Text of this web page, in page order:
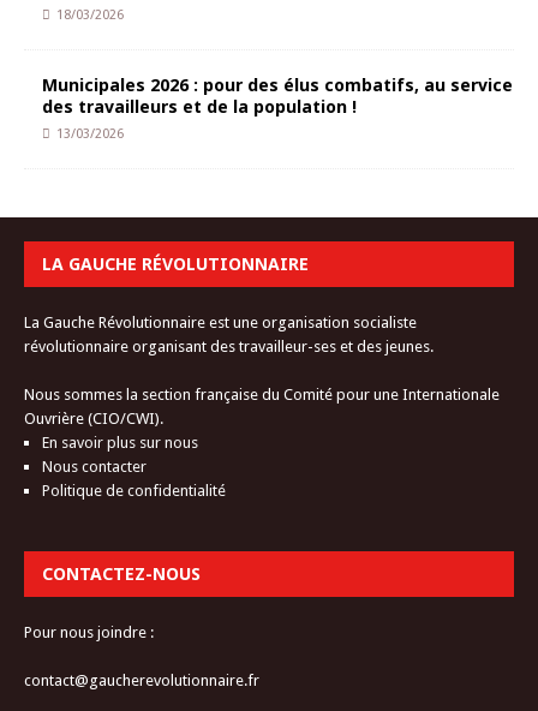
18/03/2026
Municipales 2026 : pour des élus combatifs, au service
des travailleurs et de la population !
13/03/2026
LA GAUCHE RÉVOLUTIONNAIRE
La Gauche Révolutionnaire est une organisation socialiste
révolutionnaire organisant des travailleur-ses et des jeunes.
Nous sommes la section française du Comité pour une Internationale
Ouvrière (CIO/CWI).
En savoir plus sur nous
Nous contacter
Politique de confidentialité
CONTACTEZ-NOUS
Pour nous joindre :
contact@gaucherevolutionnaire.fr